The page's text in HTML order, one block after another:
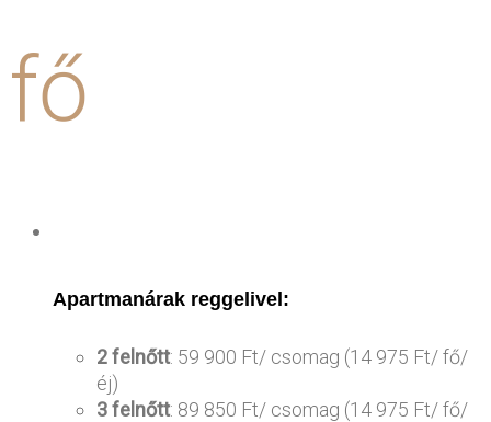
fő
Apartmanárak reggelivel:
2 felnőtt: 59 900 Ft/ csomag (14 975 Ft/ fő/
éj)
3 felnőtt: 89 850 Ft/ csomag (14 975 Ft/ fő/